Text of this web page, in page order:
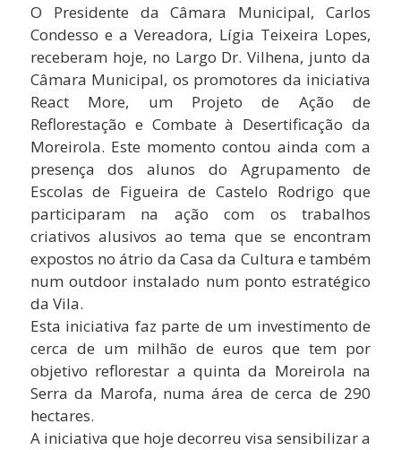
O Presidente da Câmara Municipal, Carlos
Condesso e a Vereadora, Lígia Teixeira Lopes,
receberam hoje, no Largo Dr. Vilhena, junto da
Câmara Municipal, os promotores da iniciativa
React More, um Projeto de Ação de
Reflorestação e Combate à Desertificação da
Moreirola. Este momento contou ainda com a
presença dos alunos do Agrupamento de
Escolas de Figueira de Castelo Rodrigo que
participaram na ação com os trabalhos
criativos alusivos ao tema que se encontram
expostos no átrio da Casa da Cultura e também
num outdoor instalado num ponto estratégico
da Vila.
Esta iniciativa faz parte de um investimento de
cerca de um milhão de euros que tem por
objetivo reflorestar a quinta da Moreirola na
Serra da Marofa, numa área de cerca de 290
hectares.
A iniciativa que hoje decorreu visa sensibilizar a